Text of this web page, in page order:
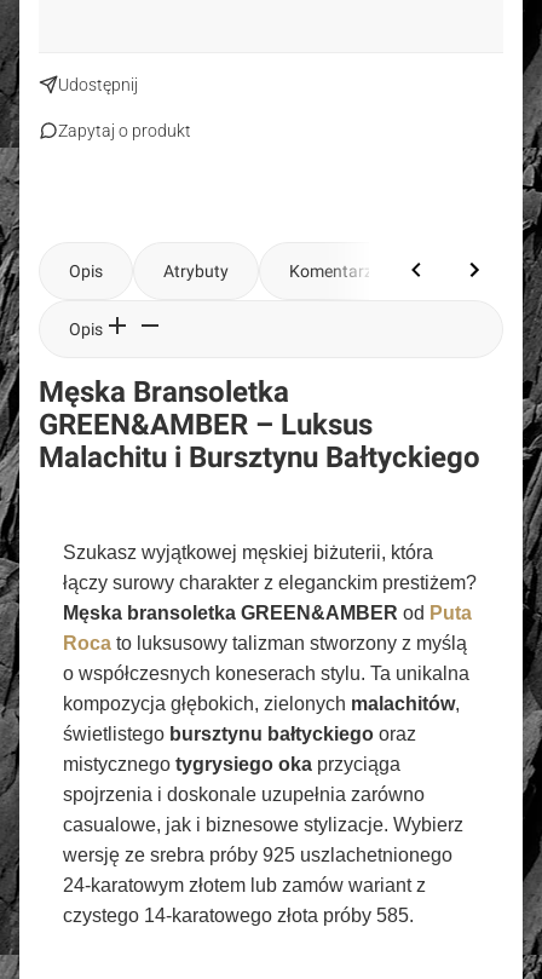
Udostępnij
Zapytaj o produkt
Opis Atrybuty Komentarze
Opis
Męska Bransoletka
GREEN&AMBER – Luksus
Malachitu i Bursztynu Bałtyckiego
Szukasz wyjątkowej męskiej biżuterii, która
łączy surowy charakter z eleganckim prestiżem?
Męska bransoletka GREEN&AMBER od Puta
Roca to luksusowy talizman stworzony z myślą
o współczesnych koneserach stylu. Ta unikalna
kompozycja głębokich, zielonych malachitów,
świetlistego bursztynu bałtyckiego oraz
mistycznego tygrysiego oka przyciąga
spojrzenia i doskonale uzupełnia zarówno
casualowe, jak i biznesowe stylizacje. Wybierz
wersję ze srebra próby 925 uszlachetnionego
24-karatowym złotem lub zamów wariant z
czystego 14-karatowego złota próby 585.